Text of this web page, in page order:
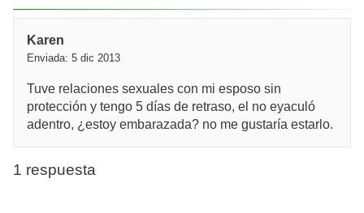
Karen
Enviada: 5 dic 2013
Tuve relaciones sexuales con mi esposo sin
protección y tengo 5 días de retraso, el no eyaculó
adentro, ¿estoy embarazada? no me gustaría estarlo.
1 respuesta